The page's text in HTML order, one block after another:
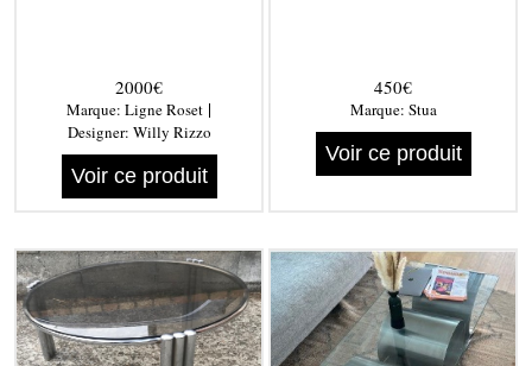
2000€
Marque: Ligne Roset |
Designer: Willy Rizzo
Voir ce produit
450€
Marque: Stua
Voir ce produit